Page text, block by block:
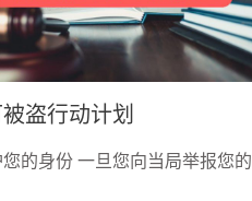
盗行动计划
的身份 一旦您向当局举报您的